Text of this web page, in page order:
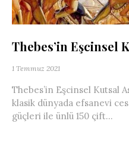
Thebes’in Eşcinsel
1 Temmuz 2021
Thebes’in Eşcinsel Kutsal
klasik dünyada efsanevi
güçleri ile ünlü 150 çift...